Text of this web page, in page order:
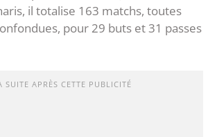
il totalise 163 matchs, toutes
pour 29 buts et 31 passes
SUITE APRÈS CETTE PUBLICITÉ